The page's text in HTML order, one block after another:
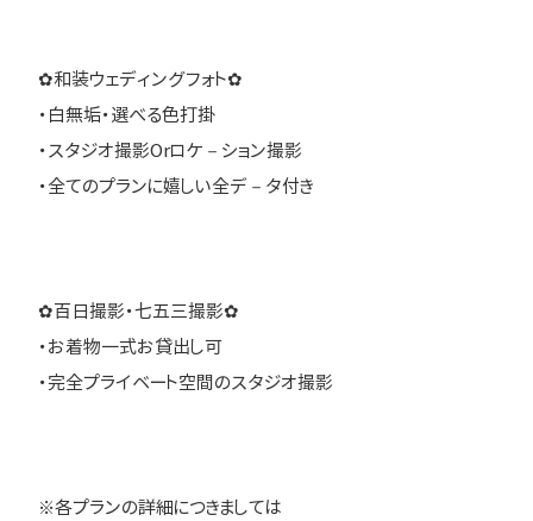
✿和装ウェディングフォト✿
・白無垢・選べる色打掛
・スタジオ撮影Orロケ－ション撮影
・全てのプランに嬉しい全デ－タ付き
✿百日撮影・七五三撮影✿
・お着物一式お貸出し可
・完全プライベート空間のスタジオ撮影
※各プランの詳細につきましては